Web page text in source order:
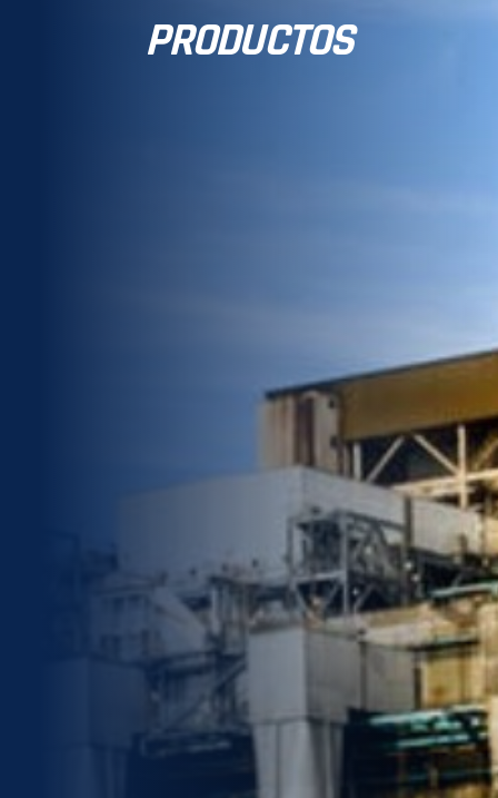
PRODUCTOS